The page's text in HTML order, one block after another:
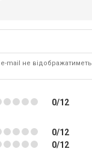
mail не
0/12
0/12
0/12